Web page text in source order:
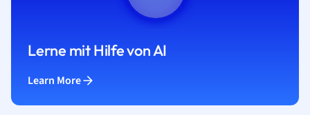
Lerne mit Hilfe von AI
Learn More